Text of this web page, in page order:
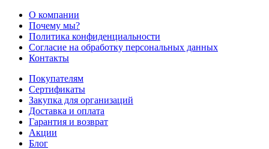
О компании
Почему мы?
Политика конфиденциальности
Согласие на обработку персональных данных
Контакты
Покупателям
Сертификаты
Закупка для организаций
Доставка и оплата
Гарантия и возврат
Акции
Блог